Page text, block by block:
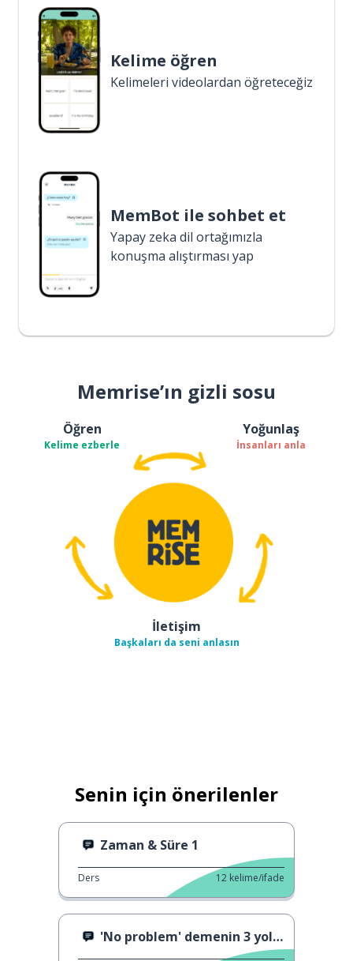
Kelime öğren
Kelimeleri videolardan öğreteceğiz
MemBot ile sohbet et
Yapay zeka dil ortağımızla
konuşma alıştırması yap
Memrise’ın gizli sosu
Öğren
Kelime ezberle
Yoğunlaş
İnsanları anla
İletişim
Başkaları da seni anlasın
Senin için önerilenler
Zaman & Süre 1
Ders 12 kelime/ifade
'No problem' demenin 3 yolu 2